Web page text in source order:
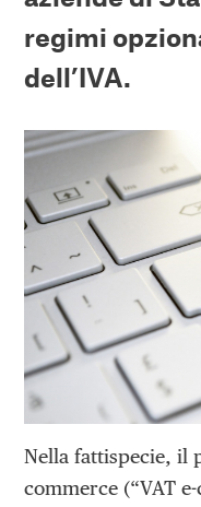
regimi
dell’IVA.
Nella fattispecie, il
commerce (“VAT